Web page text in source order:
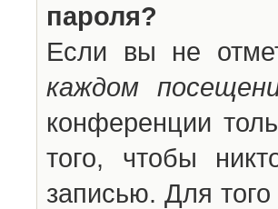
пароля?
Если вы не
каждом
конференции
того, чтобы
записью. Для